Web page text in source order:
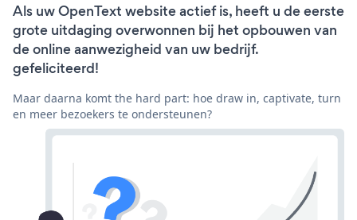
Als uw OpenText website actief is, heeft u de eerste
grote uitdaging overwonnen bij het opbouwen van
de online aanwezigheid van uw bedrijf.
gefeliciteerd!
Maar daarna komt the hard part: hoe draw in, captivate, turn
en meer bezoekers te ondersteunen?